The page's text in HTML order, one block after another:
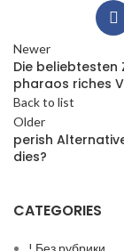
Newer
Die beliebtesten
pharaos riches
Back to list
Older
perish
dies?
CATEGORIES
! Без рубрики